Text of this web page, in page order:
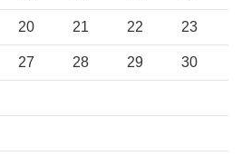
20 21 22 23
27 28 29 30